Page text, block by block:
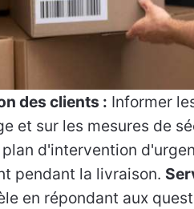
des clients : Informer
et sur les mesures de
plan d'intervention
pendant la livraison.
en répondant aux